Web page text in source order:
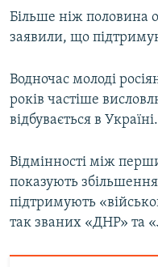
Більше ніж половина
заявили, що
Водночас молоді
років частіше
відбувається в Україні.
Відмінності між
показують
підтримують
так званих «ДНР» та